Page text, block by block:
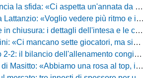
un'annata da protagonisti in B, ma qui nessuno ha il posto fisso»
vedere più ritmo e intensità, dobbiamo lasciare tutto sul campo»
i dettagli dell'intesa e le cifre dell'operazione
sette giocatori, ma siamo una squadra forte»
dell'allenamento congiunto e la risposta dei nuovi arrivi
una rosa al top, il pubblico del Lamberti ci spingerà lontano»